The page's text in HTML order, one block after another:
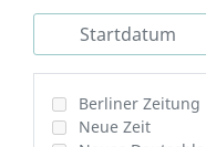
Berliner Zeitung
Neue Zeit